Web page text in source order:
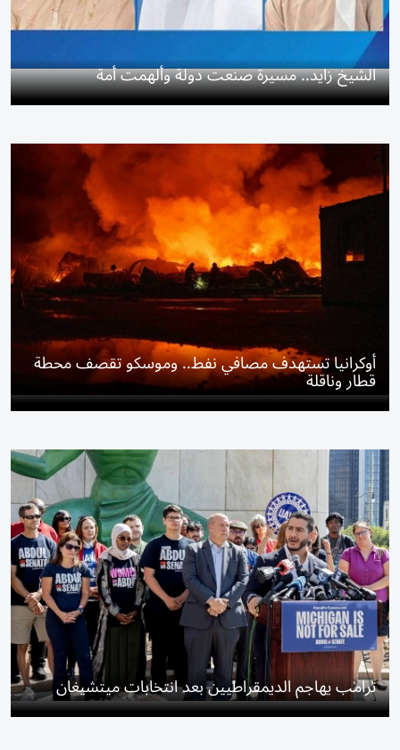
الشيخ زايد.. مسيرة صنعت دولة وألهمت أمة
أوكرانيا تستهدف مصافي نفط.. وموسكو تقصف محطة
قطار وناقلة
ترامب يهاجم الديمقراطيين بعد انتخابات ميتشيغان